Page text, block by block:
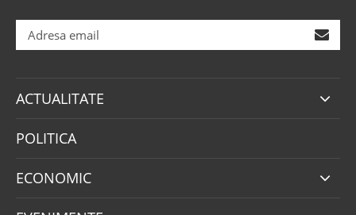
ACTUALITATE
POLITICA
ECONOMIC